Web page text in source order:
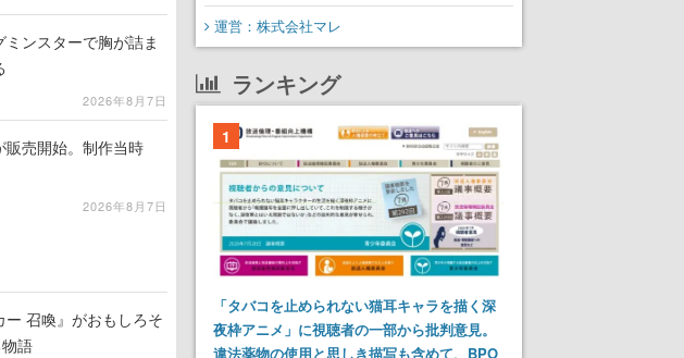
ミンスターで胸が詰ま
2026年8月7日
販売開始。制作当時
2026年8月7日
召喚』がおもしろそ
語
運営：株式会社マレ
ランキング
1
「タバコを止められない猫耳キャラを描く深
夜枠アニメ」に視聴者の一部から批判意見。
違法薬物の使用と思しき描写も含めて、BPO